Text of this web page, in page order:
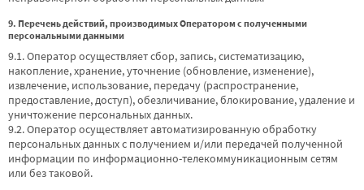
9. Перечень действий, производимых Оператором с полученными
персональными данными
9.1. Оператор осуществляет сбор, запись, систематизацию,
накопление, хранение, уточнение (обновление, изменение),
извлечение, использование, передачу (распространение,
предоставление, доступ), обезличивание, блокирование, удаление и
уничтожение персональных данных.
9.2. Оператор осуществляет автоматизированную обработку
персональных данных с получением и/или передачей полученной
информации по информационно-телекоммуникационным сетям
или без таковой.